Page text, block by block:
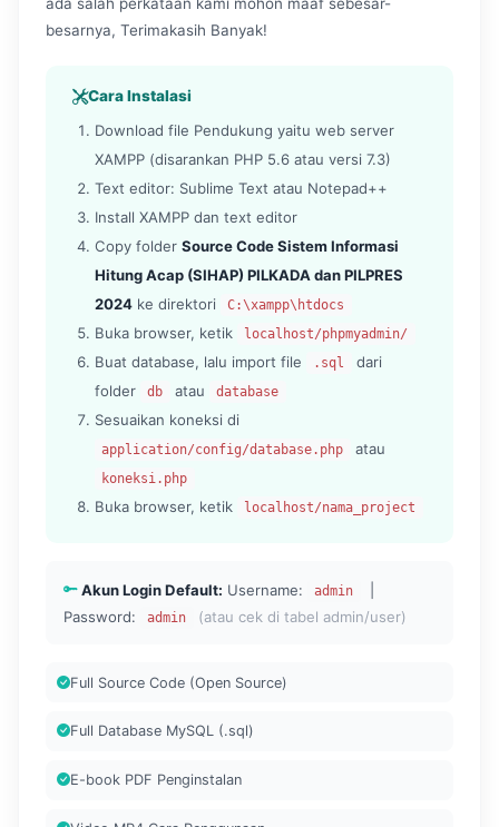
besarnya, Terimakasih Banyak!
Cara Instalasi
Download file Pendukung yaitu web server
XAMPP (disarankan PHP 5.6 atau versi 7.3)
Text editor: Sublime Text atau Notepad++
Install XAMPP dan text editor
Copy folder Source Code Sistem Informasi
Hitung Acap (SIHAP) PILKADA dan PILPRES
2024 ke direktori C:\xampp\htdocs
Buka browser, ketik localhost/phpmyadmin/
Buat database, lalu import file .sql
dari
folder
db atau database
Sesuaikan koneksi di
application/config/database.php atau
koneksi.php
Buka browser, ketik localhost/nama_project
Akun Login Default: Username: admin
Password:
admin (atau cek di tabel admin/user)
Full Source Code (Open Source)
Full Database MySQL (.sql)
E-book PDF Penginstalan